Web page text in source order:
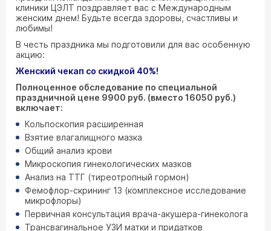
клиники ЦЭЛТ поздравляет вас с Международным
женским днем! Будьте всегда здоровы, счастливы и
любимы!
В честь праздника мы подготовили для вас особенную
акцию:
Женский чекап со скидкой 40%!
Полноценное обследование по специальной
праздничной цене 9900 руб. (вместо 16050 руб.)
включает:
Кольпоскопия расширенная
Взятие влагалищного мазка
Общий анализ крови
Микроскопия гинекологических мазков
Анализ на ТТГ (тиреотропный гормон)
Фемофлор-скрининг 13 (комплексное исследование
микрофлоры)
Первичная консультация врача-акушера-гинеколога
Трансвагинальное УЗИ матки и придатков